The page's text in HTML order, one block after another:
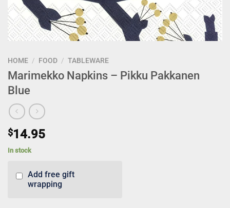
HOME / FOOD / TABLEWARE
Marimekko Napkins – Pikku Pakkanen
Blue
$14.95
In stock
Add free gift
wrapping